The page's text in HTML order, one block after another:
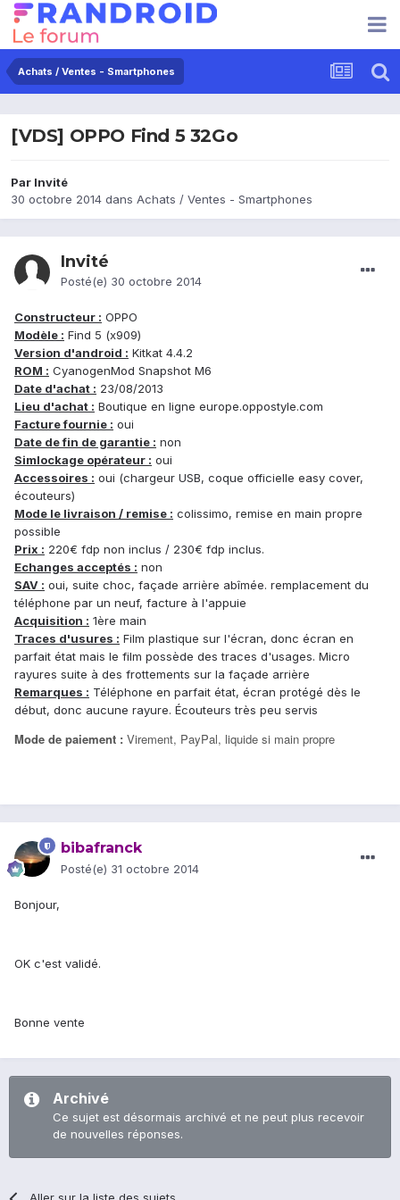
Achats / Ventes - Smartphones
[VDS] OPPO Find 5 32Go
Par Invité
30 octobre 2014 dans Achats / Ventes - Smartphones
Invité
Posté(e) 30 octobre 2014
Constructeur : OPPO
Modèle : Find 5 (x909)
Version d'android : Kitkat 4.4.2
ROM : CyanogenMod Snapshot M6
Date d'achat : 23/08/2013
Lieu d'achat : Boutique en ligne europe.oppostyle.com
Facture fournie : oui
Date de fin de garantie : non
Simlockage opérateur : oui
Accessoires : oui (chargeur USB, coque officielle easy cover,
écouteurs)
Mode le livraison / remise : colissimo, remise en main propre
possible
Prix : 220€ fdp non inclus / 230€ fdp inclus.
Echanges acceptés : non
SAV : oui, suite choc, façade arrière abîmée. remplacement du
téléphone par un neuf, facture à l'appuie
Acquisition : 1ère main
Traces d'usures : Film plastique sur l'écran, donc écran en
parfait état mais le film possède des traces d'usages. Micro
rayures suite à des frottements sur la façade arrière
Remarques : Téléphone en parfait état, écran protégé dès le
début, donc aucune rayure. Écouteurs très peu servis
Mode de paiement : Virement, PayPal, liquide si main propre
bibafranck
Posté(e) 31 octobre 2014
Bonjour,
OK c'est validé.
Bonne vente
Archivé
Ce sujet est désormais archivé et ne peut plus recevoir
de nouvelles réponses.